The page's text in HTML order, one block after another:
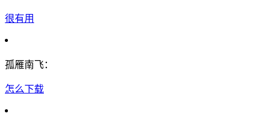
很有用
孤雁南飞：
怎么下载